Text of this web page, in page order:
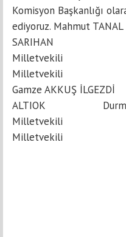
Komisyon Başkanlığı
ediyoruz.
SARIHAN Veli
Milletvekili
Milletvekili
Gamze AKKUŞ
ALTIOK Durmuş
Milletvekili